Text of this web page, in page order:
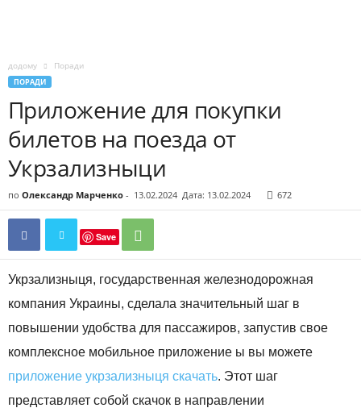
додому Поради
ПОРАДИ
Приложение для покупки
билетов на поезда от
Укрзализныци
по Олександр Марченко - 13.02.2024 Дата: 13.02.2024 672
Save
Укрзализныця, государственная железнодорожная
компания Украины, сделала значительный шаг в
повышении удобства для пассажиров, запустив свое
комплексное мобильное приложение ы вы можете
приложение укрзализныця скачать. Этот шаг
представляет собой скачок в направлении